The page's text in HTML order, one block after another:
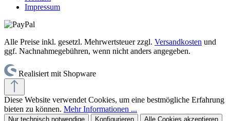
Impressum
Alle Preise inkl. gesetzl. Mehrwertsteuer zzgl. Versandkosten und
ggf. Nachnahmegebühren, wenn nicht anders angegeben.
Realisiert mit Shopware
Diese Website verwendet Cookies, um eine bestmögliche Erfahrung
bieten zu können. Mehr Informationen ...
Nur technisch notwendige Konfigurieren Alle Cookies akzeptieren